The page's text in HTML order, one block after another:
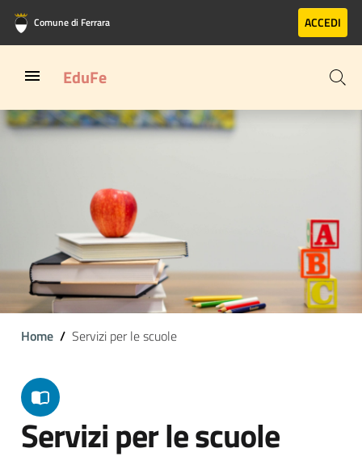
Vai al contenuto principale
Vai al footer
Comune di Ferrara ACCEDI
EduFe
Home Servizi per le scuole
Servizi per le scuole